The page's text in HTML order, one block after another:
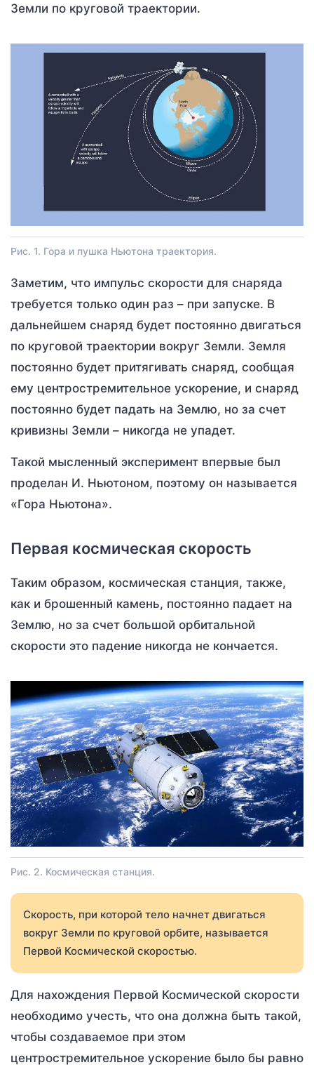
Земли по круговой траектории.
Рис. 1. Гора и пушка Ньютона траектория.
Заметим, что импульс скорости для снаряда
требуется только один раз – при запуске. В
дальнейшем снаряд будет постоянно двигаться
по круговой траектории вокруг Земли. Земля
постоянно будет притягивать снаряд, сообщая
ему центростремительное ускорение, и снаряд
постоянно будет падать на Землю, но за счет
кривизны Земли – никогда не упадет.
Такой мысленный эксперимент впервые был
проделан И. Ньютоном, поэтому он называется
«Гора Ньютона».
Первая космическая скорость
Таким образом, космическая станция, также,
как и брошенный камень, постоянно падает на
Землю, но за счет большой орбитальной
скорости это падение никогда не кончается.
Рис. 2. Космическая станция.
Скорость, при которой тело начнет двигаться
вокруг Земли по круговой орбите, называется
Первой Космической скоростью.
Для нахождения Первой Космической скорости
необходимо учесть, что она должна быть такой,
чтобы создаваемое при этом
центростремительное ускорение было бы равно